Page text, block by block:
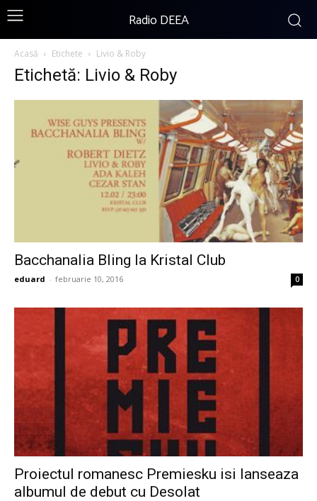
Radio DEEA
Acasă Etichete Livio & Roby
Etichetă: Livio & Roby
Bacchanalia Bling la Kristal Club
eduard - februarie 10, 2016 0
Proiectul romanesc Premiesku isi lanseaza
albumul de debut cu Desolat